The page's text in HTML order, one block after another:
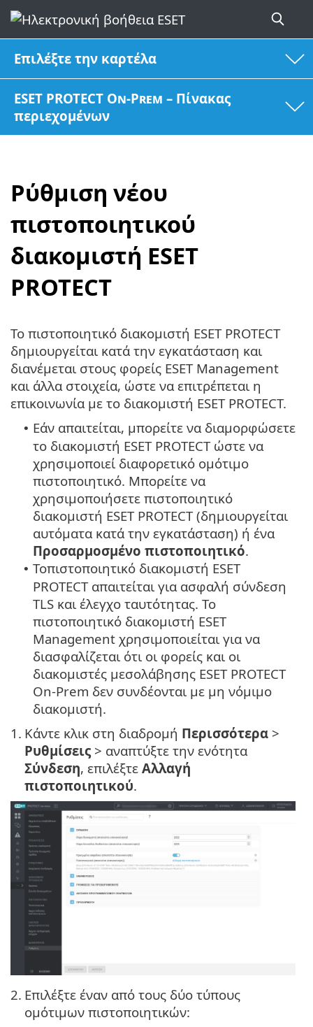
Επιλέξτε την καρτέλα
ESET PROTECT On-Prem – Πίνακας
περιεχομένων
Ρύθμιση νέου
πιστοποιητικού
διακομιστή ESET
PROTECT
Το πιστοποιητικό διακομιστή ESET PROTECT
δημιουργείται κατά την εγκατάσταση και
διανέμεται στους φορείς ESET Management
και άλλα στοιχεία, ώστε να επιτρέπεται η
επικοινωνία με το διακομιστή ESET PROTECT.
• Εάν απαιτείται, μπορείτε να διαμορφώσετε
το διακομιστή ESET PROTECT ώστε να
χρησιμοποιεί διαφορετικό ομότιμο
πιστοποιητικό. Μπορείτε να
χρησιμοποιήσετε πιστοποιητικό
διακομιστή ESET PROTECT (δημιουργείται
αυτόματα κατά την εγκατάσταση) ή ένα
Προσαρμοσμένο πιστοποιητικό.
• Τοπιστοποιητικό διακομιστή ESET
PROTECT απαιτείται για ασφαλή σύνδεση
TLS και έλεγχο ταυτότητας. Το
πιστοποιητικό διακομιστή ESET
Management χρησιμοποιείται για να
διασφαλίζεται ότι οι φορείς και οι
διακομιστές μεσολάβησης ESET PROTECT
On-Prem δεν συνδέονται με μη νόμιμο
διακομιστή.
1. Κάντε κλικ στη διαδρομή Περισσότερα >
Ρυθμίσεις > αναπτύξτε την ενότητα
Σύνδεση, επιλέξτε Αλλαγή
πιστοποιητικού.
2. Επιλέξτε έναν από τους δύο τύπους
ομότιμων πιστοποιητικών: